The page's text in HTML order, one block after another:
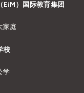
EiM）国际教育集团
家庭
校
学